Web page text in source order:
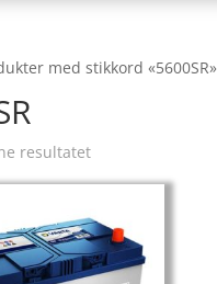
med stikkord «5600SR»
resultatet